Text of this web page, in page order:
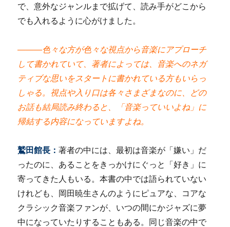
で、意外なジャンルまで拡げて、読み手がどこから
でも入れるように心がけました。
―――色々な方が色々な視点から音楽にアプローチ
して書かれていて、著者によっては、音楽へのネガ
ティブな思いをスタートに書かれている方もいらっ
しゃる。視点や入り口は各々さまざまなのに、どの
お話も結局読み終わると、「音楽っていいよね」に
帰結する内容になっていますよね。
鷲田館長：著者の中には、最初は音楽が「嫌い」だ
ったのに、あることをきっかけにぐっと「好き」に
寄ってきた人もいる。本書の中では語られていない
けれども、岡田暁生さんのようにピュアな、コアな
クラシック音楽ファンが、いつの間にかジャズに夢
中になっていたりすることもある。同じ音楽の中で